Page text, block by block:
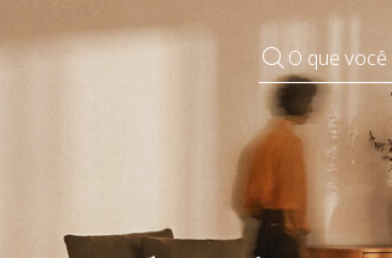
O que